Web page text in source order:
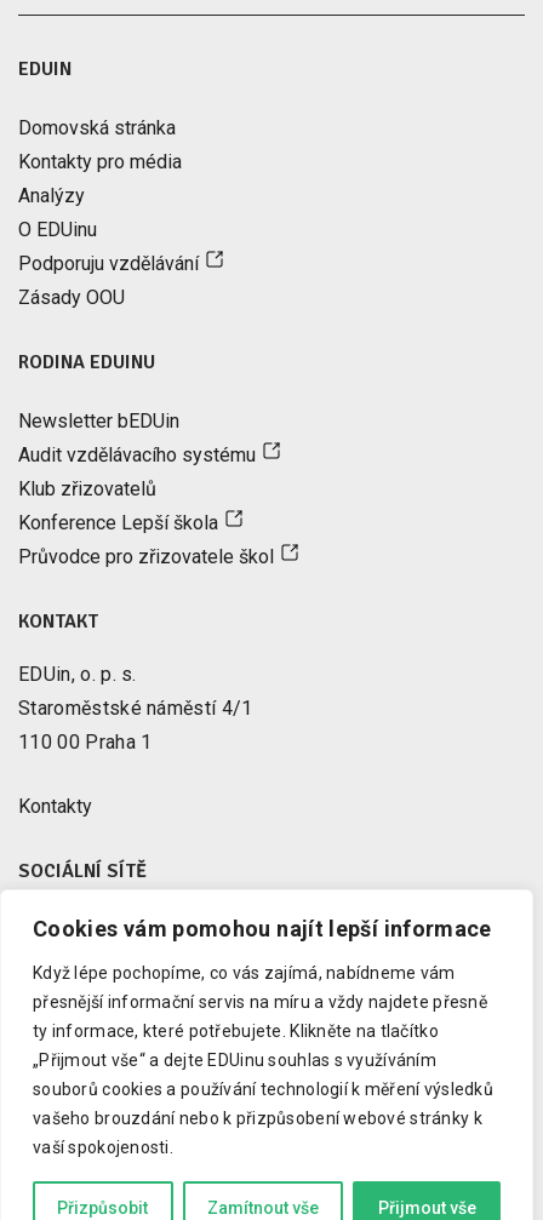
Cookies vám pomohou najít lepší informace
Když lépe pochopíme, co vás zajímá, nabídneme vám
přesnější informační servis na míru a vždy najdete přesně
ty informace, které potřebujete.
Klikněte na tlačítko
„Přijmout vše“ a dejte EDUinu souhlas s využíváním
souborů cookies a používání technologií k měření výsledků
vašeho brouzdání nebo k přizpůsobení webové stránky k
vaší spokojenosti.
Přizpůsobit Zamítnout vše Přijmout vše
EDUIN
Domovská stránka
Kontakty pro média
Analýzy
O EDUinu
Podporuju vzdělávání
Zásady OOU
RODINA EDUINU
Newsletter bEDUin
Audit vzdělávacího systému
Klub zřizovatelů
Konference Lepší škola
Průvodce pro zřizovatele škol
KONTAKT
EDUin, o. p. s.
Staroměstské náměstí 4/1
110 00 Praha 1
Kontakty
SOCIÁLNÍ SÍTĚ
Facebook
Instagram
Youtube
LinkedIn
Copyright © 2023 EDUin, o. p. s.
Informujeme o vzdělávání.